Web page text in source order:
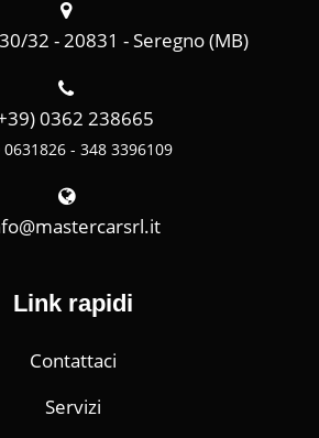
32 - 20831 - Seregno (MB)
0362 238665
0631826 - 348 3396109
Link rapidi
Contattaci
Servizi